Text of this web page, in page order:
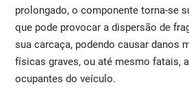
prolongado, o componente torna-se
que pode provocar a dispersão de
sua carcaça, podendo causar danos
físicas graves, ou até mesmo fatais,
ocupantes do veículo.